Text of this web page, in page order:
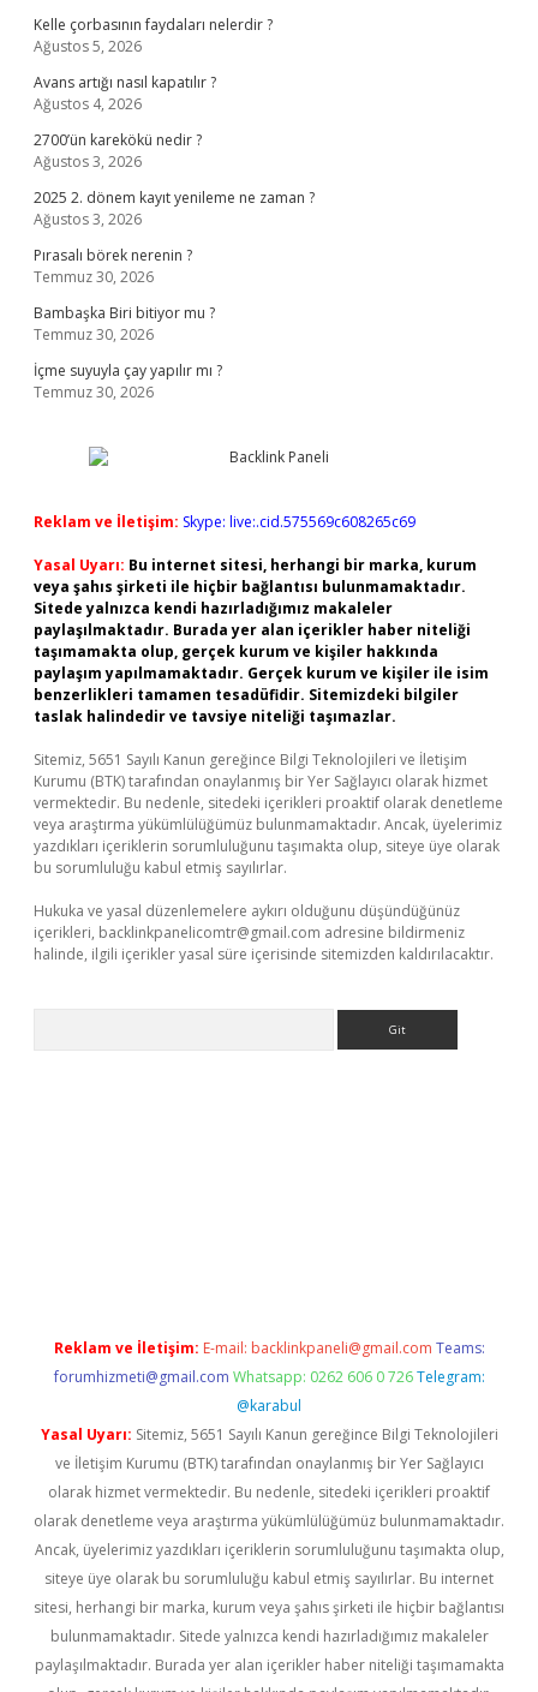
Kelle çorbasının faydaları nelerdir ?
Ağustos 5, 2026
Avans artığı nasıl kapatılır ?
Ağustos 4, 2026
2700’ün karekökü nedir ?
Ağustos 3, 2026
2025 2. dönem kayıt yenileme ne zaman ?
Ağustos 3, 2026
Pırasalı börek nerenin ?
Temmuz 30, 2026
Bambaşka Biri bitiyor mu ?
Temmuz 30, 2026
İçme suyuyla çay yapılır mı ?
Temmuz 30, 2026
Reklam ve İletişim: Skype: live:.cid.575569c608265c69
Yasal Uyarı: Bu internet sitesi, herhangi bir marka, kurum
veya şahıs şirketi ile hiçbir bağlantısı bulunmamaktadır.
Sitede yalnızca kendi hazırladığımız makaleler
paylaşılmaktadır. Burada yer alan içerikler haber niteliği
taşımamakta olup, gerçek kurum ve kişiler hakkında
paylaşım yapılmamaktadır. Gerçek kurum ve kişiler ile isim
benzerlikleri tamamen tesadüfidir. Sitemizdeki bilgiler
taslak halindedir ve tavsiye niteliği taşımazlar.
Sitemiz, 5651 Sayılı Kanun gereğince Bilgi Teknolojileri ve İletişim
Kurumu (BTK) tarafından onaylanmış bir Yer Sağlayıcı olarak hizmet
vermektedir. Bu nedenle, sitedeki içerikleri proaktif olarak denetleme
veya araştırma yükümlülüğümüz bulunmamaktadır. Ancak, üyelerimiz
yazdıkları içeriklerin sorumluluğunu taşımakta olup, siteye üye olarak
bu sorumluluğu kabul etmiş sayılırlar.
Hukuka ve yasal düzenlemelere aykırı olduğunu düşündüğünüz
içerikleri, backlinkpanelicomtr@gmail.com adresine bildirmeniz
halinde, ilgili içerikler yasal süre içerisinde sitemizden kaldırılacaktır.
Reklam ve İletişim: E-mail: backlinkpaneli@gmail.com Teams:
forumhizmeti@gmail.com Whatsapp: 0262 606 0 726 Telegram:
@karabul
Yasal Uyarı: Sitemiz, 5651 Sayılı Kanun gereğince Bilgi Teknolojileri
ve İletişim Kurumu (BTK) tarafından onaylanmış bir Yer Sağlayıcı
olarak hizmet vermektedir. Bu nedenle, sitedeki içerikleri proaktif
olarak denetleme veya araştırma yükümlülüğümüz bulunmamaktadır.
Ancak, üyelerimiz yazdıkları içeriklerin sorumluluğunu taşımakta olup,
siteye üye olarak bu sorumluluğu kabul etmiş sayılırlar. Bu internet
sitesi, herhangi bir marka, kurum veya şahıs şirketi ile hiçbir bağlantısı
bulunmamaktadır. Sitede yalnızca kendi hazırladığımız makaleler
paylaşılmaktadır. Burada yer alan içerikler haber niteliği taşımamakta